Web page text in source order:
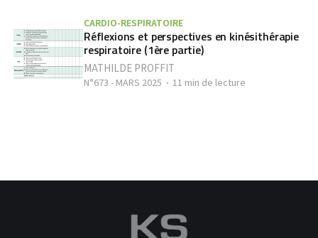
CARDIO-RESPIRATOIRE
Réflexions et perspectives en kinésithérapie
respiratoire (1ère partie)
MATHILDE PROFFIT
N°673 - MARS 2025 11 min de lecture